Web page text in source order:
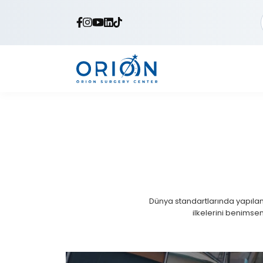
Dünya standartlarında
ilkelerini